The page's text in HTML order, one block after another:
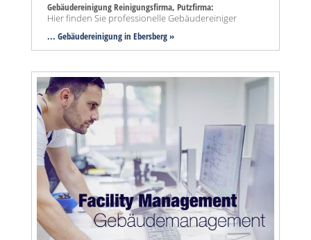
Gebäudereinigung Reinigungsfirma, Putzfirma:
Hier finden Sie professionelle Gebäudereiniger
... Gebäudereinigung in Ebersberg »